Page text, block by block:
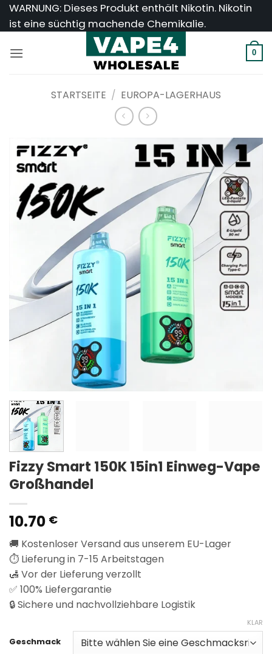
Zum
Inhalt
WARNUNG: Dieses Produkt enthält Nikotin. Nikotin
ist eine süchtig machende Chemikalie.
0
STARTSEITE / EUROPA-LAGERHAUS
Fizzy Smart 150K 15in1 Einweg-Vape
Großhandel
10.70 €
🚚 Kostenloser Versand aus unserem EU-Lager
⏱️ Lieferung in 7-15 Arbeitstagen
🛃 Vor der Lieferung verzollt
✅ 100% Liefergarantie
🔒 Sichere und nachvollziehbare Logistik
Geschmack
KLAR